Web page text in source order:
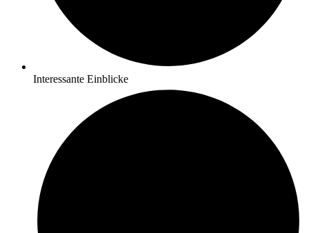
Interessante Einblicke